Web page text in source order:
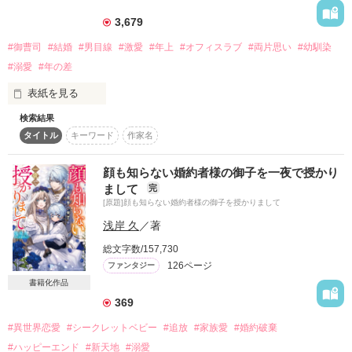
※他社さまから書籍化につき一旦引き下げた作品をベリーズカ
フェサイト規約変更に伴い再掲載させていただきました。
(出版社さまから再掲載の許可をいただいています)
作品を読む
彼女を翻弄する“悪魔”なバーテンダー
✤·························✤
あれは事故と言い聞かせ、なかったことにしたいのに
「聞き分けのいい女にならないで。俺の前ではわがままでい
て」
危険な男の悪魔の囁きが心を揺らす
哀れなキューピットは闇夜の中で堕とされる——
3,679
#御曹司 #結婚 #男目線 #激愛 #年上 #オフィスラブ #両片思い #幼馴染
#溺愛 #年の差
表紙を見る
「こんなキスされると思っていなかった？　でも、教えて欲し
いと言ったのは君だ」
園田未来（そのだ みく）　２４歳　株式会社INOSE　国内法
人営業部所属
猪瀬和輝（いのせ かずき）　３２歳　株式会社INOSE　副社
長　猪瀬家の御曹司
未来は、長い間幼なじみの和輝に片思いをしてきたが、彼が
お見合いをすると聞き想いを絶つ決心をしていた。
和輝と会うのは最後と決めていた２５歳の誕生日、未来は彼
に初めてを捧げる。
「俺は君の人生をもらい受ける覚悟をもって君を抱いた」
検索結果
タイトル
キーワード 作家名
書籍化作品
顔も知らない婚約者様の御子を一夜で授かり
まして
完
[原題]顔も知らない婚約者様の御子を授かりまして
浅岸 久 ／著
総文字数/157,730
ファンタジー 126ページ
369
#異世界恋愛 #シークレットベビー #追放 #家族愛 #婚約破棄
#ハッピーエンド
#新天地 #溺愛